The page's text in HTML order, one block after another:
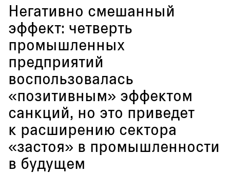
Негативно смешанный
эффект: четверть
промышленных
предприятий
воспользовалась
«позитивным» эффектом
санкций, но это приведет
к расширению сектора
«застоя» в промышленности
в будущем